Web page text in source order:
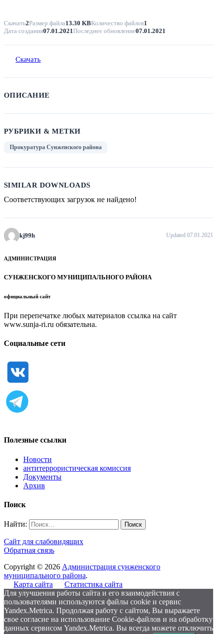
Скачать2Размер файла13.30 KBКоличество файлов1
Дата создания07.01.2021Последнее обновление07.01.2021
Скачать
ОПИСАНИЕ
РУБРИКИ & МЕТКИ
Прокуратура Сунженского района
SIMILAR DOWNLOADS
Соответствующих загрузок не найдено!
kj99h Updated 07.01.2021
АДМИНИСТРАЦИЯ
СУНЖЕНСКОГО МУНИЦИПАЛЬНОГО РАЙОНА
официальный сайт
При перепечатке любых материалов ссылка на сайт
www.sunja-ri.ru обязательна.
Социальные сети
Полезные ссылки
Новости
антитеррористическая комиссия
Документы
Архив
Поиск
Найти:
Сайт для слабовидящих
Обратная связь
Copyright © 2026 Администрация сунженского
муниципального района.
Карта сайта
Статистика сайта
Для улучшения работы сайта и его взаимодействия с
пользователями используются файлы cookie и сервис
Yandex.Metrica. Продолжая работу с сайтом, Вы выражаете
свое согласие на использование Cookie-файлов и на обработку
данных сервисом Yandex.Metrica. Вы всегда можете отключить